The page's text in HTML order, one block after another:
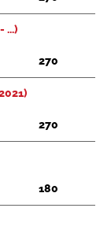
...)
270
270
180